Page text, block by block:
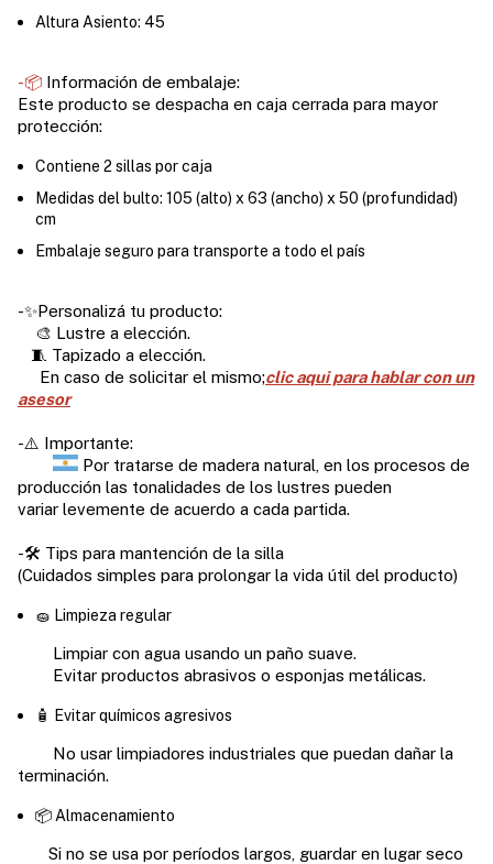
Altura Asiento: 45
-📦 Información de embalaje:
Este producto se despacha en caja cerrada para mayor
protección:
Contiene 2 sillas por caja
Medidas del bulto: 105 (alto) x 63 (ancho) x 50 (profundidad)
cm
Embalaje seguro para transporte a todo el país
-✨Personalizá tu producto:
🎨 Lustre a elección.
🧵 Tapizado a elección.
En caso de solicitar el mismo;clic aqui para hablar con un
asesor
-⚠️ Importante:
Por tratarse de madera natural, en los procesos de
producción las tonalidades de los lustres pueden
variar levemente de acuerdo a cada partida.
-🛠️ Tips para mantención de la silla
(Cuidados simples para prolongar la vida útil del producto)
🧽 Limpieza regular
Limpiar con agua usando un paño suave.
Evitar productos abrasivos o esponjas metálicas.
🧴 Evitar químicos agresivos
No usar limpiadores industriales que puedan dañar la
terminación.
📦 Almacenamiento
Si no se usa por períodos largos, guardar en lugar seco